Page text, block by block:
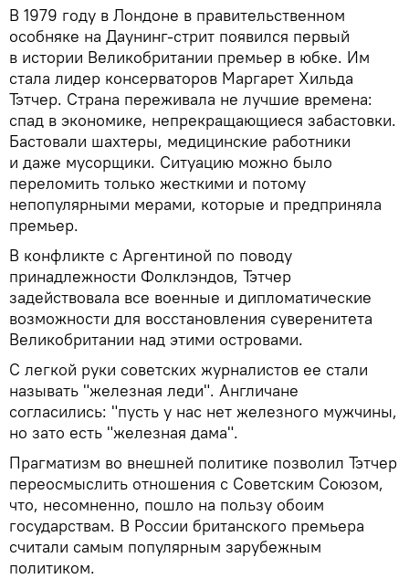
В 1979 году в Лондоне в правительственном
особняке на Даунинг-стрит появился первый
в истории Великобритании премьер в юбке. Им
стала лидер консерваторов Маргарет Хильда
Тэтчер. Страна переживала не лучшие времена:
спад в экономике, непрекращающиеся забастовки.
Бастовали шахтеры, медицинские работники
и даже мусорщики. Ситуацию можно было
переломить только жесткими и потому
непопулярными мерами, которые и предприняла
премьер.
В конфликте с Аргентиной по поводу
принадлежности Фолклэндов, Тэтчер
задействовала все военные и дипломатические
возможности для восстановления суверенитета
Великобритании над этими островами.
С легкой руки советских журналистов ее стали
называть "железная леди". Англичане
согласились: "пусть у нас нет железного мужчины,
но зато есть "железная дама".
Прагматизм во внешней политике позволил Тэтчер
переосмыслить отношения с Советским Союзом,
что, несомненно, пошло на пользу обоим
государствам. В России британского премьера
считали самым популярным зарубежным
политиком.